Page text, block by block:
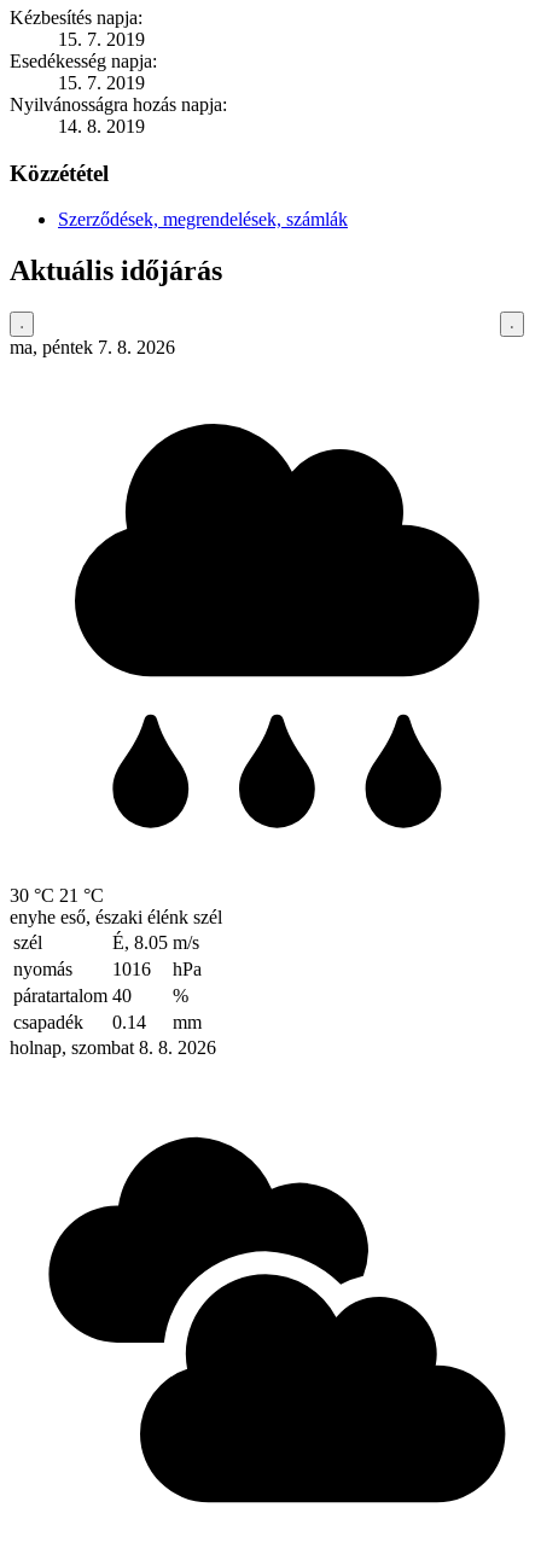
Kézbesítés napja:
15. 7. 2019
Esedékesség napja:
15. 7. 2019
Nyilvánosságra hozás napja:
14. 8. 2019
Közzététel
Szerződések, megrendelések, számlák
Aktuális időjárás
ma, péntek 7. 8. 2026
30 °C 21 °C
enyhe eső, északi élénk szél
szél
É, 8.05 m/s
nyomás
1016
hPa
páratartalom 40
%
csapadék
0.14
mm
holnap, szombat 8. 8. 2026